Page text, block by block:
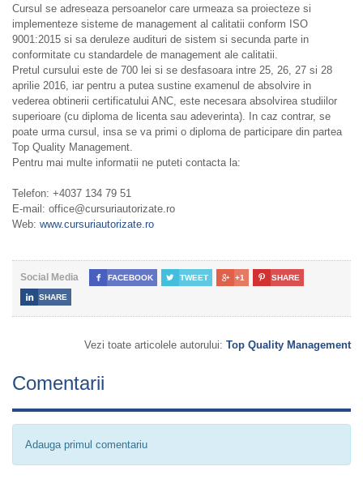
Cursul se adreseaza persoanelor care urmeaza sa proiecteze si
implementeze sisteme de management al calitatii conform ISO
9001:2015 si sa deruleze audituri de sistem si secunda parte in
conformitate cu standardele de management ale calitatii.
Pretul cursului este de 700 lei si se desfasoara intre 25, 26, 27 si 28
aprilie 2016, iar pentru a putea sustine examenul de absolvire in
vederea obtinerii certificatului ANC, este necesara absolvirea studiilor
superioare (cu diploma de licenta sau adeverinta). In caz contrar, se
poate urma cursul, insa se va primi o diploma de participare din partea
Top Quality Management.
Pentru mai multe informatii ne puteti contacta la:
Telefon: +4037 134 79 51
E-mail: office@cursuriautorizate.ro
Web: www.cursuriautorizate.ro
Social Media  FACEBOOK  TWEET  +1  SHARE
 SHARE
Vezi toate articolele autorului: Top Quality Management
Comentarii
Adauga primul comentariu